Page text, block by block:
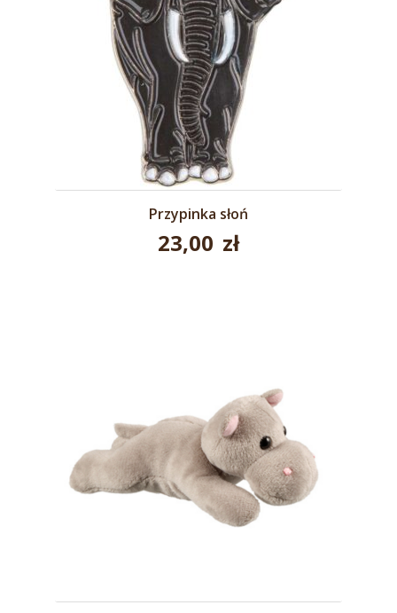
Przypinka słoń
23,00 zł